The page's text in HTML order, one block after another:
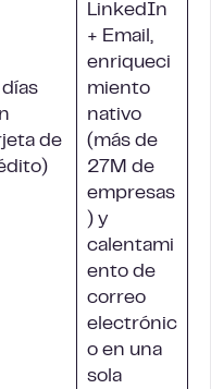
días
de
LinkedIn
+ Email,
enriqueci
miento
nativo
(más de
27M de
empresas
) y
calentami
ento de
correo
electrónic
o en una
sola